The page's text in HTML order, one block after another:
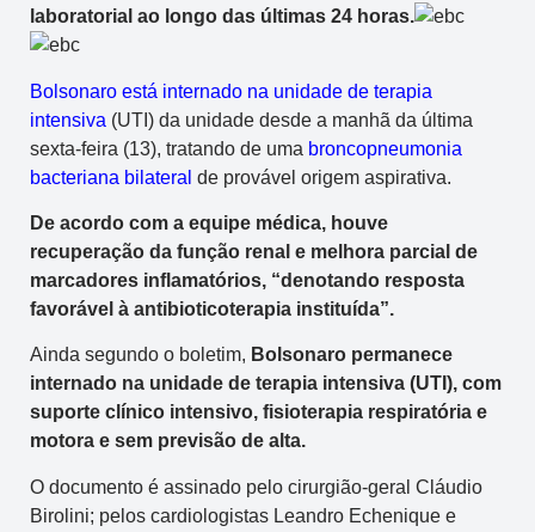
laboratorial ao longo das últimas 24 horas.
Bolsonaro está internado na unidade de terapia
intensiva (UTI) da unidade desde a manhã da última
sexta-feira (13), tratando de uma broncopneumonia
bacteriana bilateral de provável origem aspirativa.
De acordo com a equipe médica, houve
recuperação da função renal e melhora parcial de
marcadores inflamatórios, “denotando resposta
favorável à antibioticoterapia instituída”.
Ainda segundo o boletim, Bolsonaro permanece
internado na unidade de terapia intensiva (UTI), com
suporte clínico intensivo, fisioterapia respiratória e
motora e sem previsão de alta.
O documento é assinado pelo cirurgião-geral Cláudio
Birolini; pelos cardiologistas Leandro Echenique e